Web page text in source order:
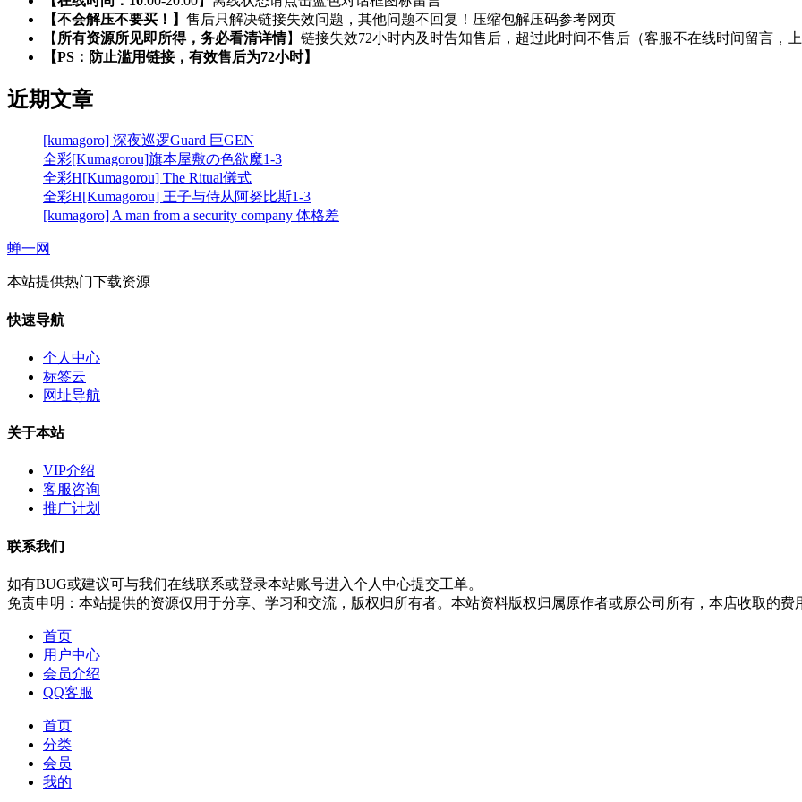
【不会解压不要买！】 售后只解决链接失效问题，其他问题不回复！压缩包解压码参考网页
【 所有资源所见即所得，务必看清详情】链接失效72小时内及时告知售后，超过此时间不售后（客服不在线时间留言，上
【PS：防止滥用链接，有效售后为72小时】
近期文章
[kumagoro] 深夜巡逻Guard 巨GEN
全彩[Kumagorou]旗本屋敷の色欲魔1-3
全彩H[Kumagorou] The Ritual儀式
全彩H[Kumagorou] 王子与侍从阿努比斯1-3
[kumagoro] A man from a security company 体格差
蝉一网
本站提供热门下载资源
快速导航
个人中心
标签云
网址导航
关于本站
VIP介绍
客服咨询
推广计划
联系我们
如有BUG或建议可与我们在线联系或登录本站账号进入个人中心提交工单。
免责申明：本站提供的资源仅用于分享、学习和交流，版权归所有者。本站资料版权归属原作者或原公司所有，本店收取的费
首页
用户中心
会员介绍
QQ客服
首页
分类
会员
我的